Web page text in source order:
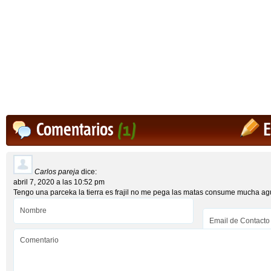
Comentarios(1)
Carlos pareja dice:
abril 7, 2020 a las 10:52 pm
Tengo una parceka la tierra es frajil no me pega las matas consume mucha